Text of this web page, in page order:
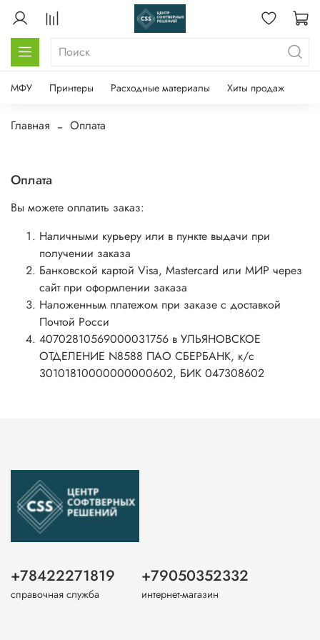
МФУ Принтеры Расходные материалы Хиты продаж
Главная Оплата
Оплата
Вы можете оплатить заказ:
Наличными курьеру или в пункте выдачи при
получении заказа
Банковской картой Visa, Mastercard или МИР через
сайт при оформлении заказа
Наложенным платежом при заказе с доставкой
Почтой Росси
40702810569000031756 в УЛЬЯНОВСКОЕ
ОТДЕЛЕНИЕ N8588 ПАО СБЕРБАНК, к/с
30101810000000000602, БИК 047308602
+78422271819
справочная служба
+79050352332
интернет-магазин